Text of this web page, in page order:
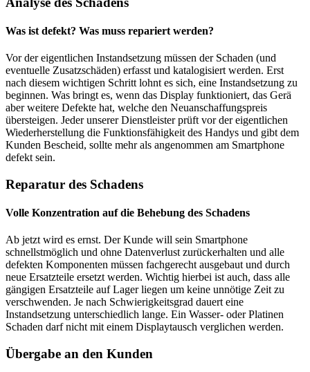
Was ist defekt? Was muss repariert werden?
Vor der eigentlichen Instandsetzung müssen der Schaden (und
eventuelle Zusatzschäden) erfasst und katalogisiert werden. Erst
nach diesem wichtigen Schritt lohnt es sich, eine Instandsetzung zu
beginnen. Was bringt es, wenn das Display funktioniert, das Gerä
aber weitere Defekte hat, welche den Neuanschaffungspreis
übersteigen. Jeder unserer Dienstleister prüft vor der eigentlichen
Wiederherstellung die Funktionsfähigkeit des Handys und gibt dem
Kunden Bescheid, sollte mehr als angenommen am Smartphone
defekt sein.
Reparatur des Schadens
Volle Konzentration auf die Behebung des Schadens
Ab jetzt wird es ernst. Der Kunde will sein Smartphone
schnellstmöglich und ohne Datenverlust zurückerhalten und alle
defekten Komponenten müssen fachgerecht ausgebaut und durch
neue Ersatzteile ersetzt werden. Wichtig hierbei ist auch, dass alle
gängigen Ersatzteile auf Lager liegen um keine unnötige Zeit zu
verschwenden. Je nach Schwierigkeitsgrad dauert eine
Instandsetzung unterschiedlich lange. Ein Wasser- oder Platinen
Schaden darf nicht mit einem Displaytausch verglichen werden.
Übergabe an den Kunden